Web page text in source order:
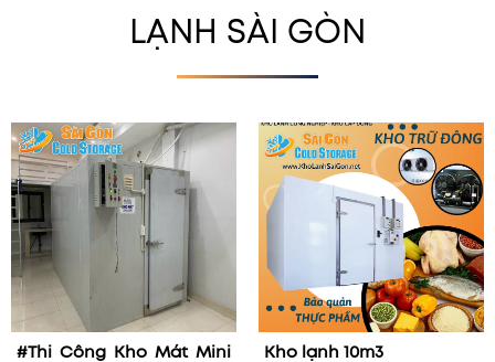
LẠNH SÀI GÒN
#Thi Công Kho Mát Mini
Kho lạnh 10m3